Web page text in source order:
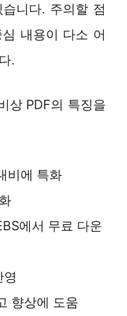
니다. 주의할 점
내용이 다소 어
.
상 PDF의 특징을
비에 특화
에서 무료 다운
영
향상에 도움